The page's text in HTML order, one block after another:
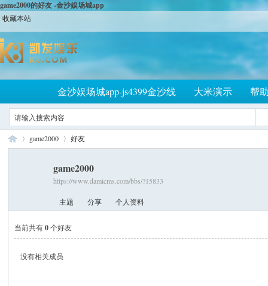
game2000的好友 -金沙娱场城app
收藏本站
金沙娱场城app-js4399金沙线 大米演示 帮
game2000 好友
game2000
https://www.damicms.com/bbs/?15833
主题 分享 个人资料
当前共有0个好友
没有相关成员